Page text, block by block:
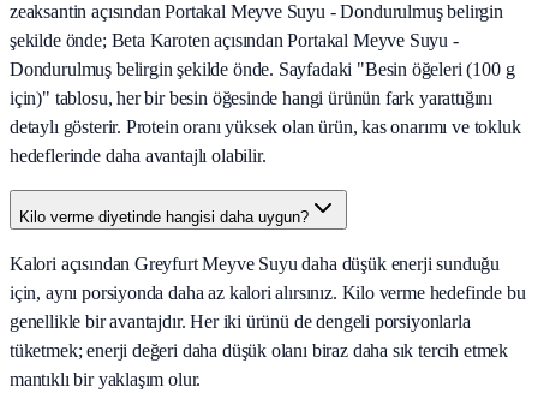
zeaksantin açısından Portakal Meyve Suyu - Dondurulmuş belirgin
şekilde önde; Beta Karoten açısından Portakal Meyve Suyu -
Dondurulmuş belirgin şekilde önde. Sayfadaki "Besin öğeleri (100 g
için)" tablosu, her bir besin öğesinde hangi ürünün fark yarattığını
detaylı gösterir. Protein oranı yüksek olan ürün, kas onarımı ve tokluk
hedeflerinde daha avantajlı olabilir.
Kilo verme diyetinde hangisi daha uygun?
Kalori açısından Greyfurt Meyve Suyu daha düşük enerji sunduğu
için, aynı porsiyonda daha az kalori alırsınız. Kilo verme hedefinde bu
genellikle bir avantajdır. Her iki ürünü de dengeli porsiyonlarla
tüketmek; enerji değeri daha düşük olanı biraz daha sık tercih etmek
mantıklı bir yaklaşım olur.